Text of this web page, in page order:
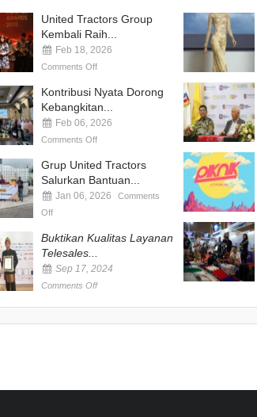
United Tractors Group
Kembali Raih...
Feb 18, 2026
Comments Off
Kontribusi Nyata Dorong
Kebangkitan...
Feb 06, 2026
Comments Off
Grup United Tractors
Salurkan Bantuan...
Jan 06, 2026
Comments
Off
Buktikan Kualitas Layanan
Telesales...
Sep 17, 2024
Comments Off